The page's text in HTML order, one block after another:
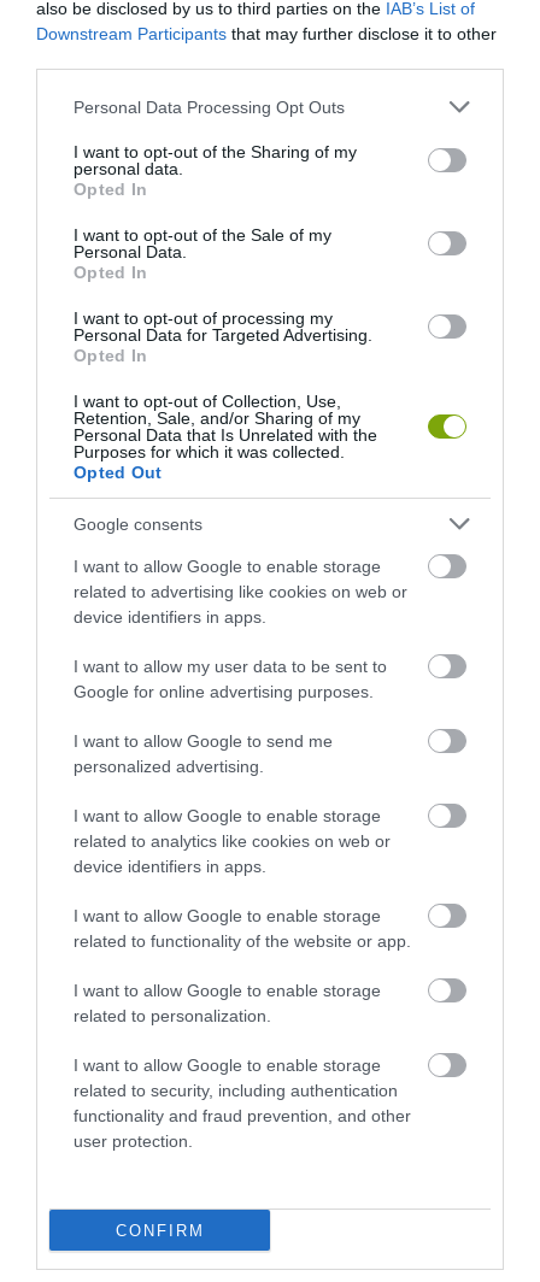
also be disclosed by us to third parties on the IAB’s List of
Downstream Participants that may further disclose it to other
Please note that this website/app uses one or more Google
not limited to your visit or usage behaviour. You may click to
grant or deny consent to Google and its third-party tags to
use your data for below specified purposes in below Google
consent section.
Personal Data Processing Opt Outs
I want to opt-out of the Sharing of my
personal data.
Opted In
I want to opt-out of the Sale of my
Personal Data.
Opted In
I want to opt-out of processing my
Personal Data for Targeted Advertising.
Opted In
I want to opt-out of Collection, Use,
Retention, Sale, and/or Sharing of my
Personal Data that Is Unrelated with the
Purposes for which it was collected.
Opted Out
Google consents
I want to allow Google to enable storage
related to advertising like cookies on web or
device identifiers in apps.
I want to allow my user data to be sent to
Google for online advertising purposes.
I want to allow Google to send me
personalized advertising.
I want to allow Google to enable storage
related to analytics like cookies on web or
device identifiers in apps.
I want to allow Google to enable storage
related to functionality of the website or app.
I want to allow Google to enable storage
related to personalization.
I want to allow Google to enable storage
related to security, including authentication
functionality and fraud prevention, and other
user protection.
CONFIRM
ELŐZŐ CIKK
8 EBBEL OSZTOZNAK A GIGANTIKUS MÉRETŰ HÁLÓHELYEN
KÖVETKEZŐ CIKK
FELEJTSD EL A FÉLRESIKERÜLT FŐTT TOJÁSOKAT, ÍME A TUTI
MÓDSZER!
HASONLÓ ÉRDEKESSÉGEK
A KORALLZÁTONY NEM CSAK
SZÍNES HALAKBÓL ÁLL: MOST
FELETT: MI EZ A LÁTHATATLAN